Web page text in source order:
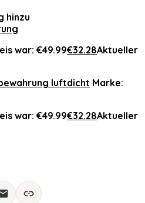
hinzu
war: €49.99€32.28Aktueller
luftdicht Marke:
war: €49.99€32.28Aktueller